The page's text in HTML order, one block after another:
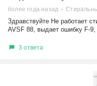
плохо работает
решение проблемы
более года назад
Здравствуйте Не работает
AVSF 88, выдает ошибку F-
3 ответа